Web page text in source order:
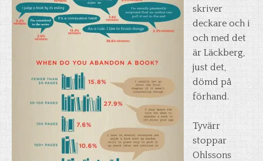
skriver
deckare och i
och med det
är Läckberg,
just det,
dömd på
förhand.
Tyvärr
stoppar
Ohlssons